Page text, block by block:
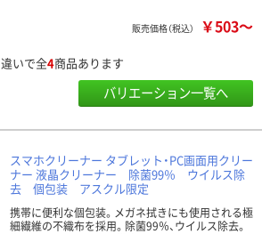
販売価格（税込） ￥503～
違いで全4商品あります
バリエーション一覧へ
スマホクリーナー タブレット・PC画面用クリー
ナー 液晶クリーナー 除菌99％ ウイルス除
去 個包装 アスクル限定
携帯に便利な個包装。メガネ拭きにも使用される極
細繊維の不織布を採用。除菌99％、ウイルス除去。